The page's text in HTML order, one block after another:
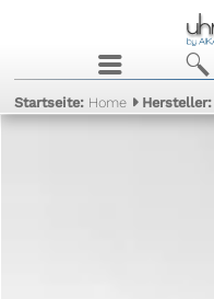
j b
Startseite: Home Hersteller: